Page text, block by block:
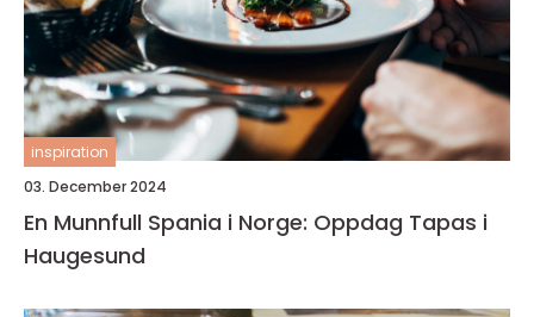
inspiration
03. December 2024
En Munnfull Spania i Norge: Oppdag Tapas i
Haugesund